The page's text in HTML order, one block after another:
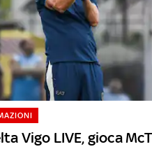
Vigo LIVE, gioca